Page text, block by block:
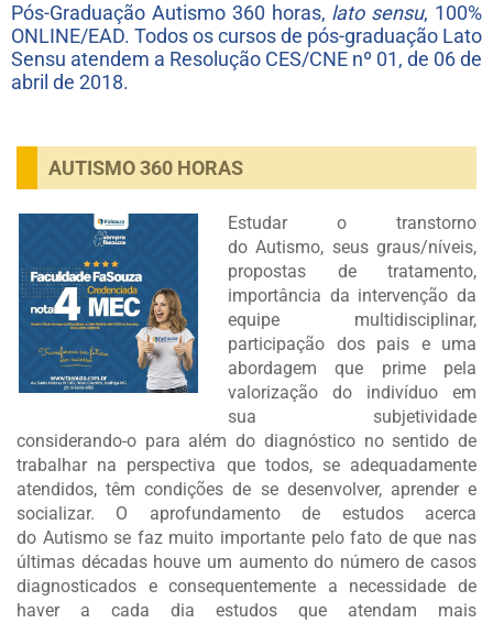
Pós-Graduação Autismo 360 horas, lato sensu, 100%
ONLINE/EAD. Todos os cursos de pós-graduação Lato
Sensu atendem a Resolução CES/CNE nº 01, de 06 de
abril de 2018.
AUTISMO 360 HORAS
Estudar o transtorno
do Autismo, seus graus/níveis,
propostas de tratamento,
importância da intervenção da
equipe multidisciplinar,
participação dos pais e uma
abordagem que prime pela
valorização do indivíduo em
sua subjetividade
considerando-o para além do diagnóstico no sentido de
trabalhar na perspectiva que todos, se adequadamente
atendidos, têm condições de se desenvolver, aprender e
socializar. O aprofundamento de estudos acerca
do Autismo se faz muito importante pelo fato de que nas
últimas décadas houve um aumento do número de casos
diagnosticados e consequentemente a necessidade de
haver a cada dia estudos que atendam mais